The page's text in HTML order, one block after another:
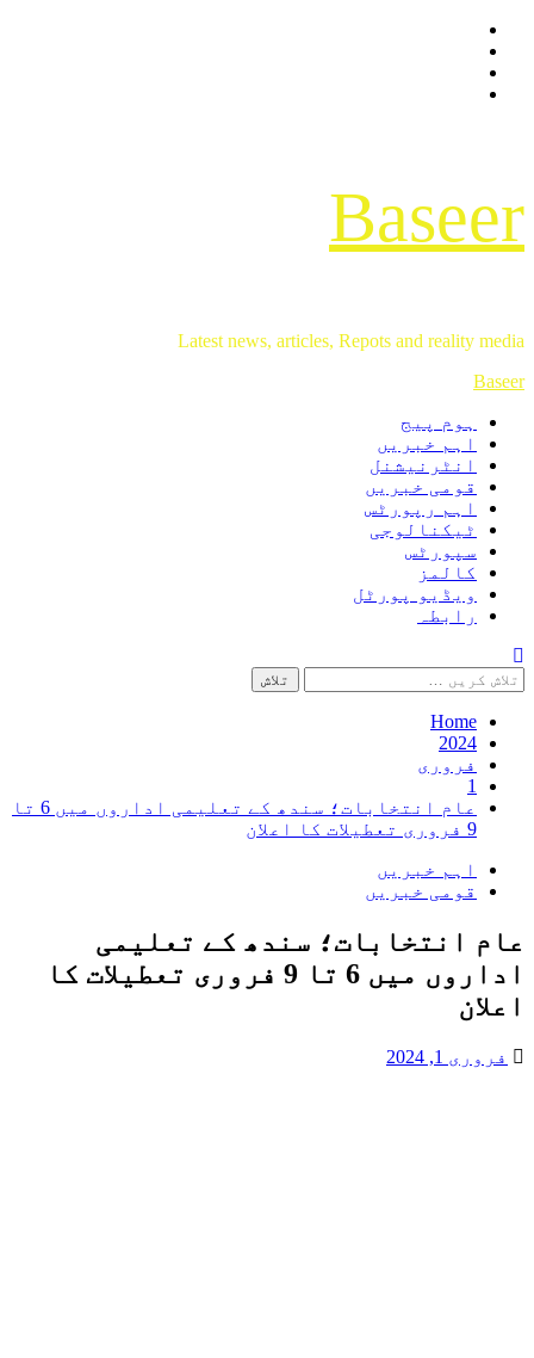
Skip
content
Baseer
Latest news, articles, Repots and reality media
Primary
Baseer
ہوم پیج
اہم خبریں
انٹرنیشنل
قومی خبریں
اہم رپورٹس
ٹیکنالوجی
سپورٹس
کالمز
ویڈیو پورٹل
رابطہ
تلاش
کریں
برائے:Home
2024
فروری
1
عام انتخابات؛ سندھ کے تعلیمی اداروں میں 6 تا
9 فروری تعطیلات کا اعلان
اہم خبریں
قومی خبریں
عام انتخابات؛ سندھ کے تعلیمی
اداروں میں 6 تا 9 فروری تعطیلات کا
اعلان
فروری 1, 2024